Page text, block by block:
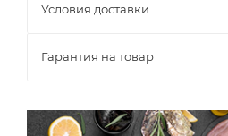
Условия доставки
Гарантия на товар